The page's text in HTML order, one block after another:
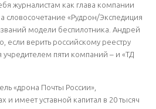
журналистам как глава компании
словосочетание «Рудрон/Экспедиция
модели беспилотника. Андрей
если верить российскому реестру
учредителем пяти компаний – и «ТД
«дрона Почты России»,
и имеет уставной капитал в 20 тысяч